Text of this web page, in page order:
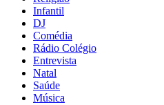
Infantil
DJ
Comédia
Rádio Colégio
Entrevista
Natal
Saúde
Música